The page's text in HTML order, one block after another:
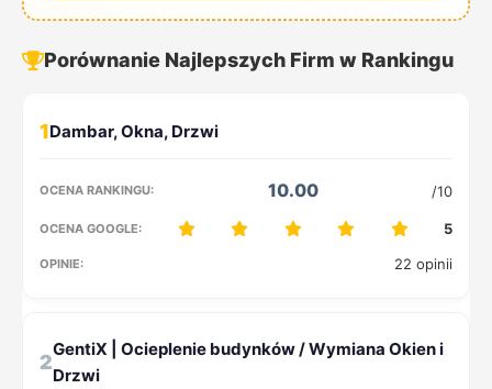
Porównanie Najlepszych Firm w Rankingu
1
10.00 /10
5
22 opinii
2